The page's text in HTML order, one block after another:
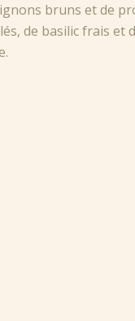
bruns et de
de basilic frais et